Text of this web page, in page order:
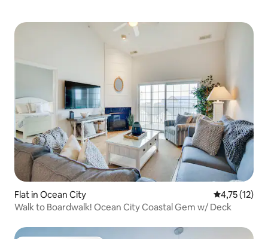
Flat in Ocean City Gemiddelde
4,75 (12)
Walk to Boardwalk! Ocean City Coastal Gem w/ Deck